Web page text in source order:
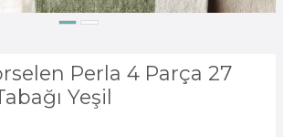
Perla 4 Parça 27
Yeşil